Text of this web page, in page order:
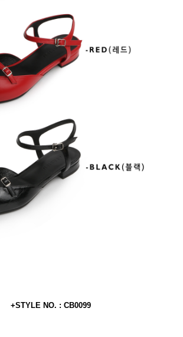
+STYLE NO. : CB0099